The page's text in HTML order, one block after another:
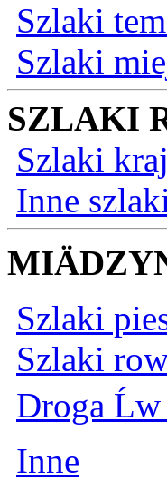
Szlaki
Szlaki
SZLAKI
Szlaki
Inne
Szlaki
Szlaki
Droga
Inne